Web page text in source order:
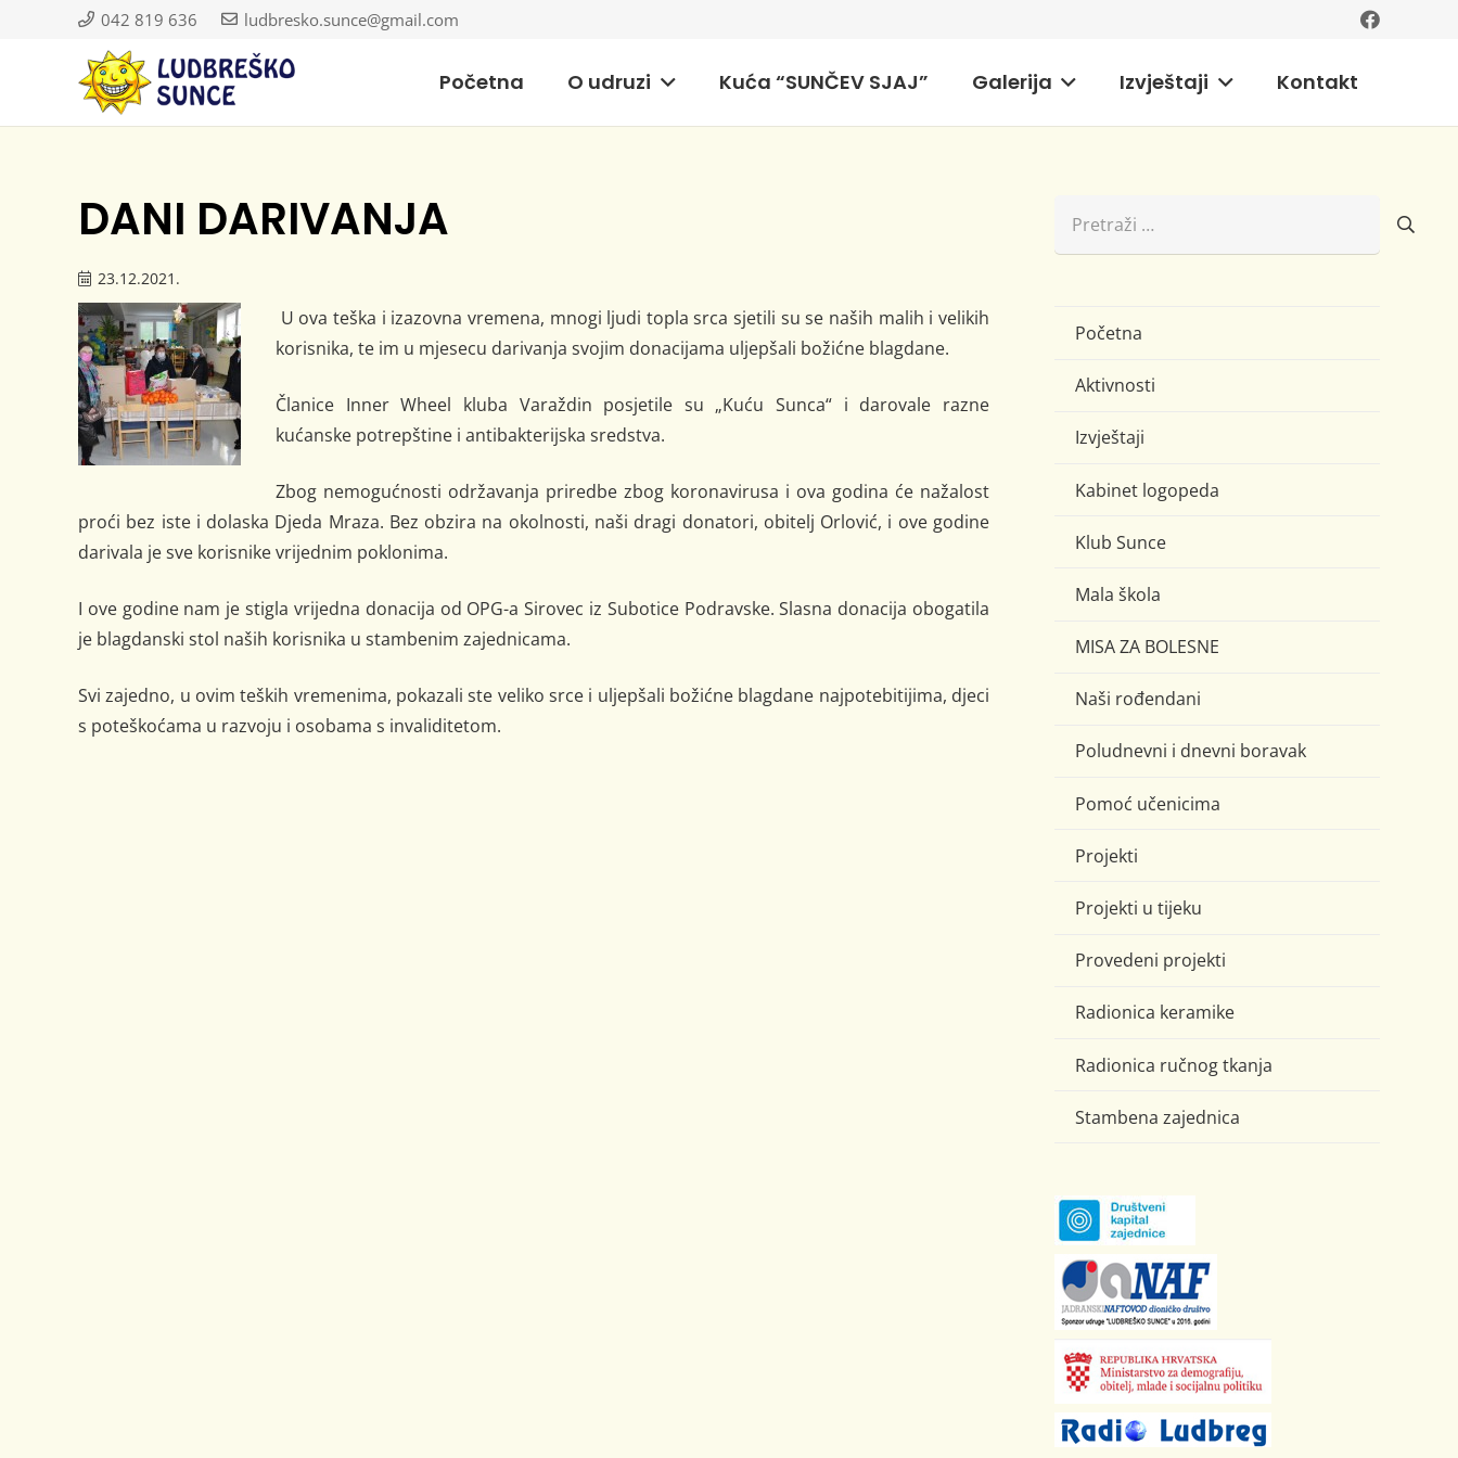
042 819 636 ludbresko.sunce@gmail.com
Početna O udruzi Kuća “SUNČEV SJAJ” Galerija Izvještaji Kontakt
DANI DARIVANJA
23.12.2021.
U ova teška i izazovna vremena, mnogi ljudi topla srca sjetili su se naših malih i velikih
korisnika, te im u mjesecu darivanja svojim donacijama uljepšali božićne blagdane.
Članice Inner Wheel kluba Varaždin posjetile su „Kuću Sunca“ i darovale razne
kućanske potrepštine i antibakterijska sredstva.
Zbog nemogućnosti održavanja priredbe zbog koronavirusa i ova godina će nažalost
proći bez iste i dolaska Djeda Mraza. Bez obzira na okolnosti, naši dragi donatori, obitelj Orlović, i ove godine
darivala je sve korisnike vrijednim poklonima.
I ove godine nam je stigla vrijedna donacija od OPG-a Sirovec iz Subotice Podravske. Slasna donacija obogatila
je blagdanski stol naših korisnika u stambenim zajednicama.
Svi zajedno, u ovim teških vremenima, pokazali ste veliko srce i uljepšali božićne blagdane najpotebitijima, djeci
s poteškoćama u razvoju i osobama s invaliditetom.
Početna
Aktivnosti
Izvještaji
Kabinet logopeda
Klub Sunce
Mala škola
MISA ZA BOLESNE
Naši rođendani
Poludnevni i dnevni boravak
Pomoć učenicima
Projekti
Projekti u tijeku
Provedeni projekti
Radionica keramike
Radionica ručnog tkanja
Stambena zajednica